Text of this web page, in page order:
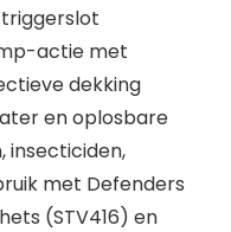
actie met
dekking
en oplosbare
insecticiden,
met Defenders
(STV416) en